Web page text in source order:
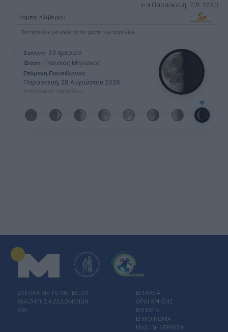
για Παρασκευή, 7/8: 12:00
Κάμπος Αλιβερίου
Πατήστε εδώγια να δείτε τον χάρτη των παραλιών
Σελήνη: 23 ημερών
Φάση: Παλαιός Μηνίσκος
Επόμενη Πανσέληνος:
Παρασκευή, 28 Αυγούστου 2026
Αστρονομικό ημερολόγιο
ΣΧΕΤΙΚΑ ΜΕ ΤΟ ΜΕΤΕΟ.GR
ΑΝΑΖΗΤΗΣΗ ΔΕΔΟΜΕΝΩΝ
RSS
ΕΡΓΑΛΕΙΑ
ΟΡΟΙ ΧΡΗΣΗΣ
ΒΟΗΘΕΙΑ
ΕΠΙΚΟΙΝΩΝΙΑ
ENGLISH VERSION